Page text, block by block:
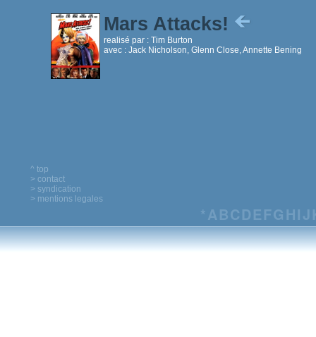
Mars Attacks!
realisé par : Tim Burton
avec : Jack Nicholson, Glenn Close, Annette Bening
^ top
> contact
> syndication
> mentions legales
*ABCDEFG HIJ